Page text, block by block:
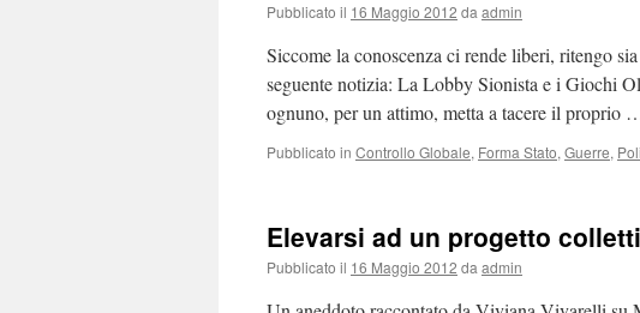
Pubblicato il 16 Maggio 2012 da admin
Siccome la conoscenza ci rende liberi, ritengo
seguente notizia: La Lobby Sionista e i Giochi
ognuno, per un attimo, metta a tacere il proprio
Pubblicato in Controllo Globale, Forma Stato, Guerre,
Elevarsi ad un progetto
Pubblicato il 16 Maggio 2012 da admin